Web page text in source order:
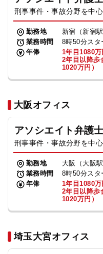
刑事事件・事故分野を中
勤務地
新宿（新宿駅
業務時間
8時50分スタ
年俸
1年目1080
2年目以降歩
1020万円）
大阪オフィス
アソシエイト弁護
刑事事件・事故分野を中
勤務地
大阪（大阪駅
業務時間
8時50分スタ
年俸
1年目1080
2年目以降歩
1020万円）
埼玉大宮オフィス
お知らせ
特設サイト
相談先情報サイト
法人グループ
プライバシーポリシー
TikTok受